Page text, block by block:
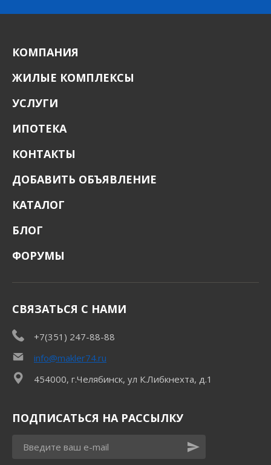
КОМПАНИЯ
ЖИЛЫЕ КОМПЛЕКСЫ
УСЛУГИ
ИПОТЕКА
КОНТАКТЫ
ДОБАВИТЬ ОБЪЯВЛЕНИЕ
КАТАЛОГ
БЛОГ
ФОРУМЫ
СВЯЗАТЬСЯ С НАМИ
+7(351) 247-88-88
info@makler74.ru
454000, г.Челябинск, ул К.Либкнехта, д.1
ПОДПИСАТЬСЯ НА РАССЫЛКУ